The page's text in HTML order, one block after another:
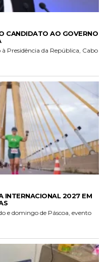
CANDIDATO AO GOVERNO
Presidência da República, Cabo
INTERNACIONAL 2027 EM
e domingo de Páscoa, evento